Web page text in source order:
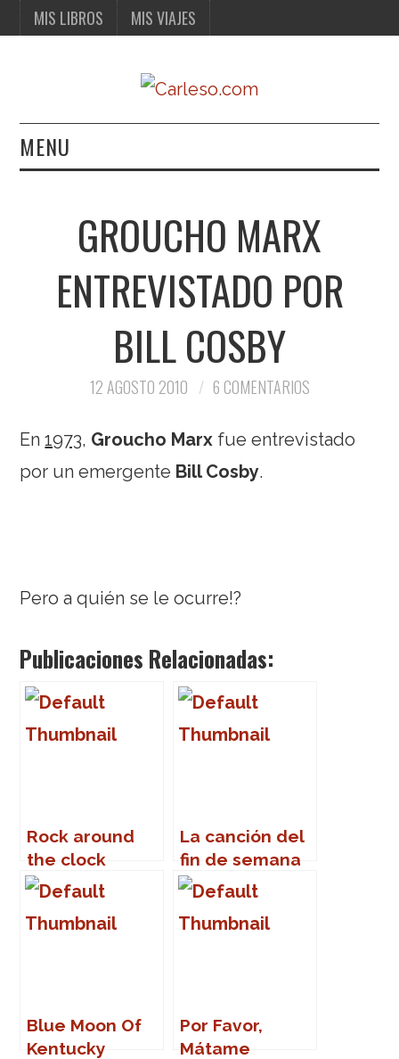
MIS LIBROS MIS VIAJES
MENU
MIS VIAJES
GROUCHO MARX
ENTREVISTADO POR
BILL COSBY
12 AGOSTO 2010 6 COMENTARIOS
En1973, Groucho Marx fue entrevistado
por un emergente Bill Cosby.
Pero a quién se le ocurre!?
Publicaciones Relacionadas:
Rock around
the clock
La canción del
fin de semana
Blue Moon Of
Kentucky
Por Favor,
Mátame